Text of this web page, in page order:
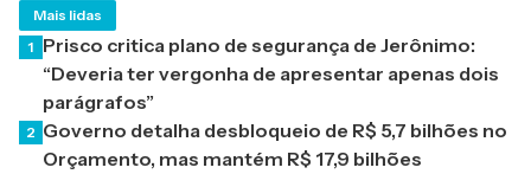
Mais lidas
1 Prisco critica plano de segurança de Jerônimo:
“Deveria ter vergonha de apresentar apenas dois
parágrafos”
2 Governo detalha desbloqueio de R$ 5,7 bilhões no
Orçamento, mas mantém R$ 17,9 bilhões